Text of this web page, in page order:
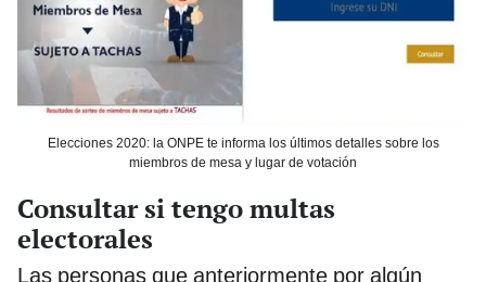
Elecciones 2020: la ONPE te informa los últimos detalles sobre los
miembros de mesa y lugar de votación
Consultar si tengo multas
electorales
Las personas que anteriormente por algún